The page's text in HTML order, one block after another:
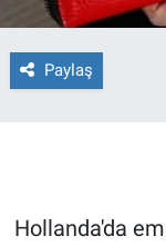
Paylaş
Hollanda'da